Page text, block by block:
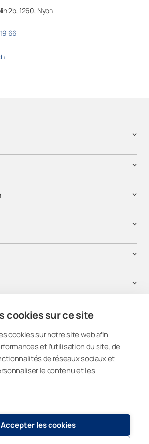
cookies sur ce site
cookies sur notre site web afin
et l’utilisation du site, de
de réseaux sociaux et
le contenu et les
Accepter les cookies
2b,1260, Nyon
66
Nous suivre